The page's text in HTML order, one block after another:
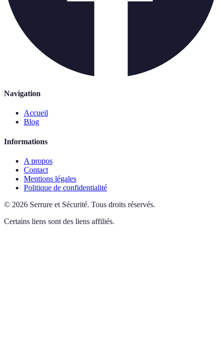
Navigation
Accueil
Blog
Informations
A propos
Contact
Mentions légales
Politique de confidentialité
© 2026 Serrure et Sécurité. Tous droits réservés.
Certains liens sont des liens affiliés.